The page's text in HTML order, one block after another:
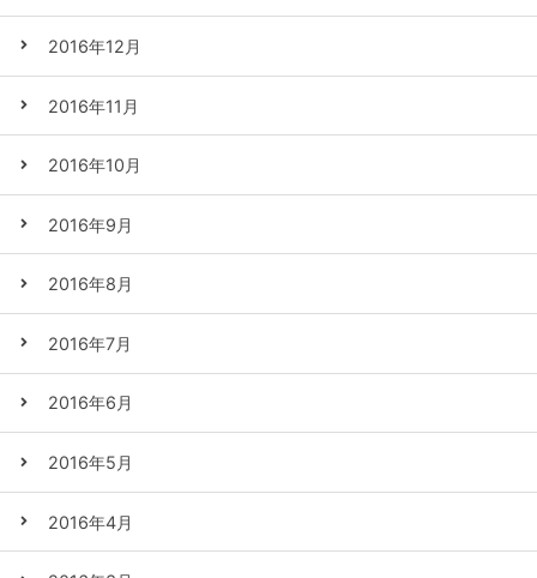
2016年12月
2016年11月
2016年10月
2016年9月
2016年8月
2016年7月
2016年6月
2016年5月
2016年4月